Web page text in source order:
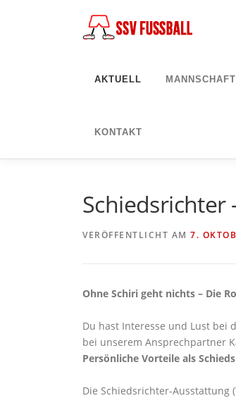
AKTUELL
KONTAKT
VERÖFFENTLICHT AM 7.
Ohne Schiri geht nichts – Die
Du hast Interesse und Lust bei
bei unserem Ansprechpartner
Persönliche Vorteile als
Die Schiedsrichter-Ausstattung